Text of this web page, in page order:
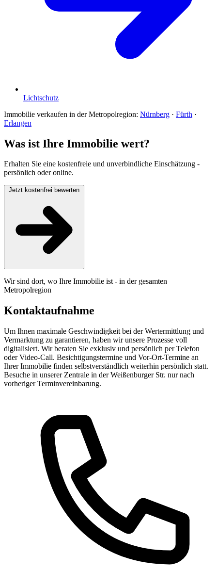
Lichtschutz
Immobilie verkaufen in der Metropolregion: Nürnberg · Fürth ·
Erlangen
Was ist Ihre Immobilie wert?
Erhalten Sie eine kostenfreie und unverbindliche Einschätzung -
persönlich oder online.
Wir sind dort, wo Ihre Immobilie ist - in der gesamten
Metropolregion
Kontaktaufnahme
Um Ihnen maximale Geschwindigkeit bei der Wertermittlung und
Vermarktung zu garantieren, haben wir unsere Prozesse voll
digitalisiert. Wir beraten Sie exklusiv und persönlich per Telefon
oder Video-Call. Besichtigungstermine und Vor-Ort-Termine an
Ihrer Immobilie finden selbstverständlich weiterhin persönlich statt.
Besuche in unserer Zentrale in der Weißenburger Str. nur nach
vorheriger Terminvereinbarung.